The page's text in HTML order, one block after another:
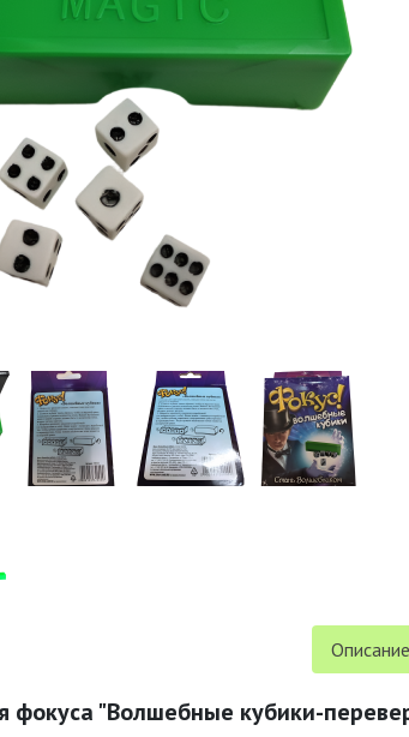
Описание
фокуса "Волшебные кубики-